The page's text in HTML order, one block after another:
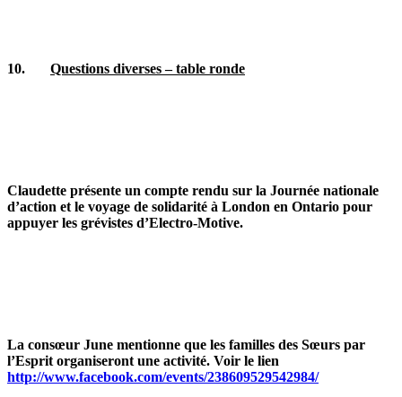
10. Questions diverses – table ronde
Claudette présente un compte rendu sur la Journée nationale
d’action et le voyage de solidarité à London en Ontario pour
appuyer les grévistes d’Electro‑Motive.
La consœur June mentionne que les familles des Sœurs par
l’Esprit organiseront une activité. Voir le lien
http://www.facebook.com/events/238609529542984/